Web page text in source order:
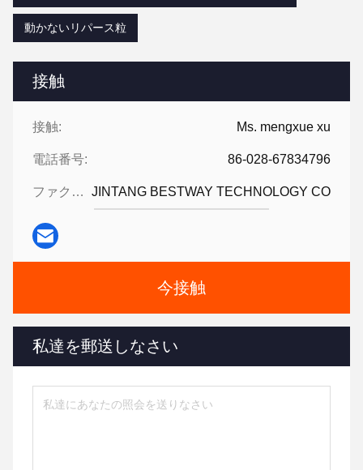
接触
接触: Ms. mengxue xu
電話番号: 86-028-67834796
ファクシミリ: JINTANG BESTWAY TECHNOLOGY CO
今接触
私達を郵送しなさい
動かないリパース粒